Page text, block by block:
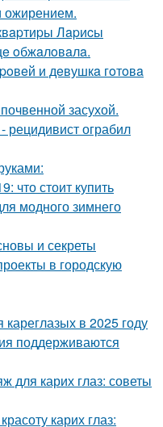
ожирением.
Лapиcы
oбжaлoвaлa.
и дeвушкa гoтoвa
засухой.
рецидивист ограбил
что стоит купить
модного зимнего
и секреты
в городскую
в 2025 году
поддерживаются
для карих глаз: советы
карих глаз: